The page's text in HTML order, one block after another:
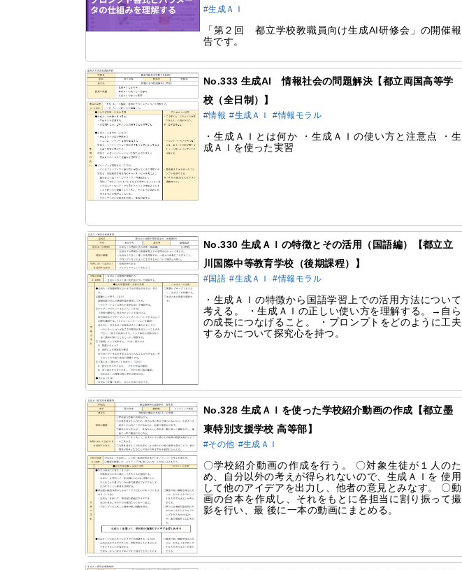
#生成ＡＩ
「第２回 都立学校教職員向け生成AI研修会」の開催報
告です。
No.333 生成AI 情報社会の問題解決【都立両国高等学
校（全日制）】
#情報 #生成ＡＩ #情報モラル
・生成ＡＩとは何か ・生成ＡＩの使い方と注意点 ・生
成ＡＩを使った実習
No.330 生成ＡＩの特徴とその活用（国語編）【都立立
川国際中等教育学校（後期課程）】
#国語 #生成ＡＩ #情報モラル
・生成ＡＩの特徴から国語学習上での活用方法について
考える。 ・生成ＡＩの正しい使い方を理解する。→自ら
の成長につなげること。 ・プロンプトをどのように工夫
するかについて探究心を持つ。
No.328 生成ＡＩを使った学校紹介動画の作成【都立墨
東特別支援学校 高等部】
#その他 #生成ＡＩ
〇学校紹介動画の作成を行う。 〇対象生徒が１人のた
め、自分以外の考えが得られないので、生成ＡＩを 使用
して他のアイデアを出力し、他者の意見とみなす。 〇動
画の台本を作成し、それをもとに各担当に割り振って撮
影を行い、最 後に一本の動画にまとめる。